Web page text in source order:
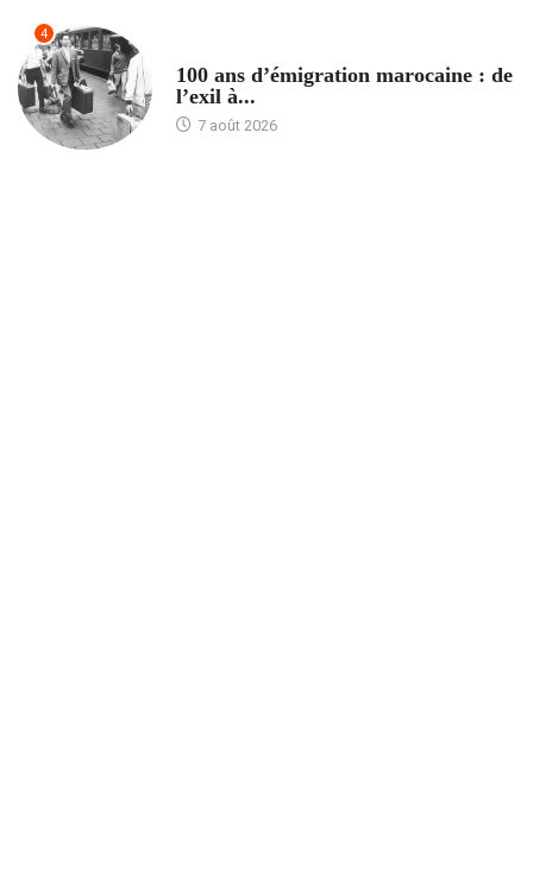
4
100 ans d’émigration marocaine : de
l’exil à...
7 août 2026